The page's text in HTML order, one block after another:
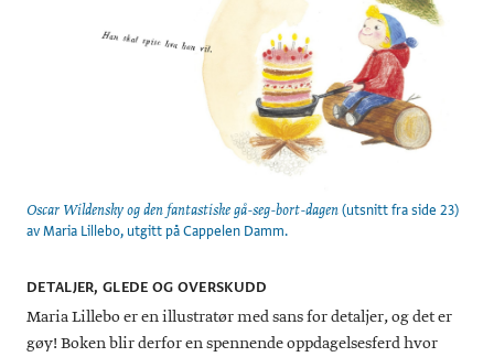
Oscar Wildensky og den fantastiske gå-seg-bort-dagen (utsnitt fra side 23)
av Maria Lillebo, utgitt på Cappelen Damm.
DETALJER, GLEDE OG OVERSKUDD
Maria Lillebo er en illustratør med sans for detaljer, og det er
gøy! Boken blir derfor en spennende oppdagelsesferd hvor